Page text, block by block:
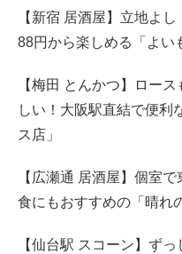
【新宿 居酒屋】立地よ
88円から楽しめる「よい
【梅田 とんかつ】ロー
しい！大阪駅直結で便利
ス店」
【広瀬通 居酒屋】個室
食にもおすすめの「晴れ
【仙台駅 スコーン】ず